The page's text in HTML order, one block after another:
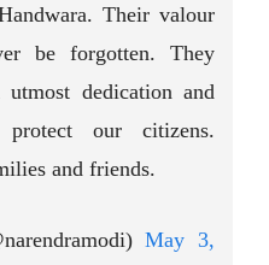
Their valour
be forgotten. They
dedication and
our citizens.
and friends.
May 3,